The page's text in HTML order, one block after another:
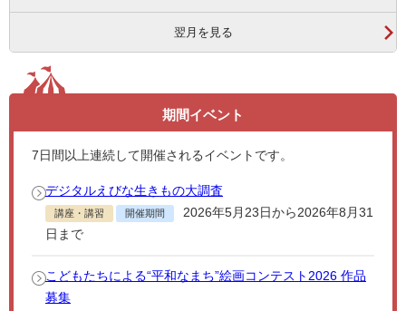
翌月を見る
期間イベント
7 日間以上連続して開催されるイベントです。
デジタルえびな生きもの大調査
講座・講習 開催期間
2026年5月23日から2026年8月31
日まで
こどもたちによる“平和なまち”絵画コンテスト2026 作品
募集